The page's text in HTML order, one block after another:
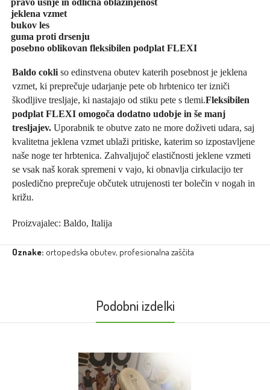
pravo usnje in odlična oblazinjenost
jeklena vzmet
bukov les
guma proti drsenju
posebno oblikovan fleksibilen podplat FLEXI
Baldo cokli so edinstvena obutev katerih posebnost je jeklena
vzmet, ki preprečuje udarjanje pete ob hrbtenico ter izniči
škodljive tresljaje, ki nastajajo od stiku pete s tlemi.Fleksibilen
podplat FLEXI omogoča dodatno udobje in še manj
tresljajev. Uporabnik te obutve zato ne more doživeti udara, saj
kvalitetna jeklena vzmet ublaži pritiske, katerim so izpostavljene
naše noge ter hrbtenica. Zahvaljujoč elastičnosti jeklene vzmeti
se vsak naš korak spremeni v vajo, ki obnavlja cirkulacijo ter
posledično preprečuje občutek utrujenosti ter bolečin v nogah in
križu.
Proizvajalec: Baldo, Italija
Oznake: ortopedska obutev, profesionalna zaščita
Podobni izdelki